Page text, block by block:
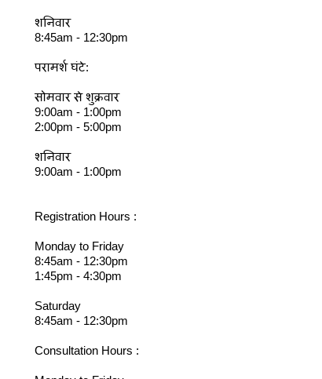
शनिवार
8:45am - 12:30pm
परामर्श घंटे:
सोमवार से शुक्रवार
9:00am - 1:00pm
2:00pm - 5:00pm
शनिवार
9:00am - 1:00pm
Registration Hours :
Monday to Friday
8:45am - 12:30pm
1:45pm - 4:30pm
Saturday
8:45am - 12:30pm
Consultation Hours :